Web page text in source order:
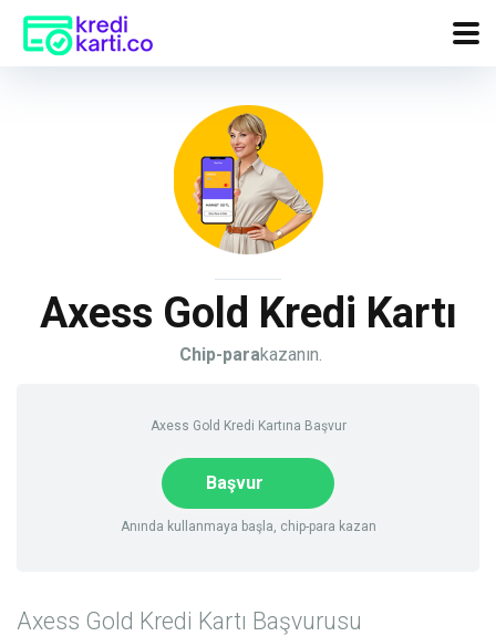
Axess Gold Kredi Kartı
Chip-parakazanın.
Axess Gold Kredi Kartına Başvur
Başvur
Anında kullanmaya başla, chip-para kazan
Axess Gold Kredi Kartı Başvurusu